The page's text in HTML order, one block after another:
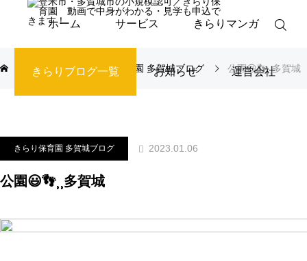
ホーム サービス きらりマンガ
きらりブログ一覧 お知らせ 運営会社
ブログ きらり保育園 多賀城ブログ 公園😃👣⸒⸒多賀城
きらり保育園 多賀城ブログ 2023.01.06
公園😃👣⸒⸒多賀城